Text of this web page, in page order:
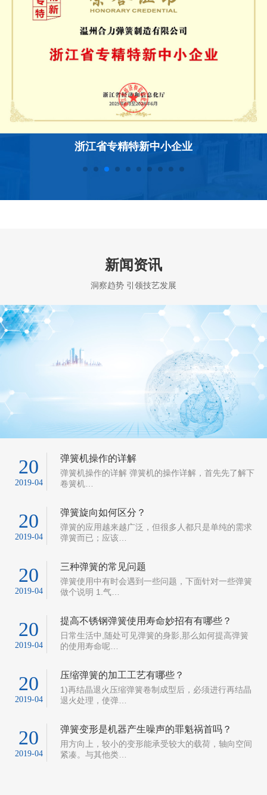
会员单位
弹簧机操作的详解
弹簧机操作的详解 弹簧机的操作详解，首先先了解下
卷簧机…
20
2019-04
弹簧旋向如何区分？
弹簧的应用越来越广泛，但很多人都只是单纯的需求
弹簧而已；应该…
20
2019-04
三种弹簧的常见问题
弹簧使用中有时会遇到一些问题，下面针对一些弹簧
做个说明 1.气…
20
2019-04
提高不锈钢弹簧使用寿命妙招有有哪些？
日常生活中,随处可见弹簧的身影,那么如何提高弹簧
的使用寿命呢…
20
2019-04
压缩弹簧的加工工艺有哪些？
1)再结晶退火压缩弹簧卷制成型后，必须进行再结晶
退火处理，使弹…
20
2019-04
弹簧变形是机器产生噪声的罪魁祸首吗？
用方向上，较小的变形能承受较大的载荷，轴向空间
紧凑。与其他类…